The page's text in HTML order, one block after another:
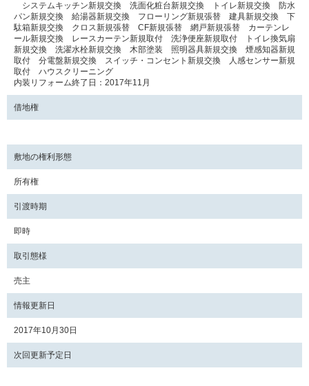
システムキッチン新規交換 洗面化粧台新規交換 トイレ新規交換 防水
パン新規交換 給湯器新規交換 フローリング新規張替 建具新規交換 下
駄箱新規交換 クロス新規張替 CF新規張替 網戸新規張替 カーテンレ
ール新規交換 レースカーテン新規取付 洗浄便座新規取付 トイレ換気扇
新規交換 洗濯水栓新規交換 木部塗装 照明器具新規交換 煙感知器新規
取付 分電盤新規交換 スイッチ・コンセント新規交換 人感センサー新規
取付 ハウスクリーニング
内装リフォーム終了日：2017年11月
借地権
敷地の権利形態
所有権
引渡時期
即時
取引態様
売主
情報更新日
2017年10月30日
次回更新予定日